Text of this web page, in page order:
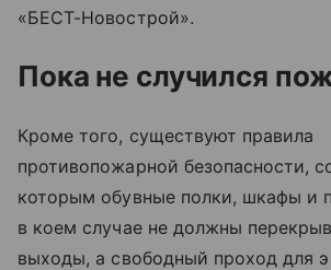
«БЕСТ-Новострой».
Пока не случился
Кроме того, существуют правила
противопожарной безопасности,
которым обувные полки, шкафы и
в коем случае не должны
выходы, а свободный проход для